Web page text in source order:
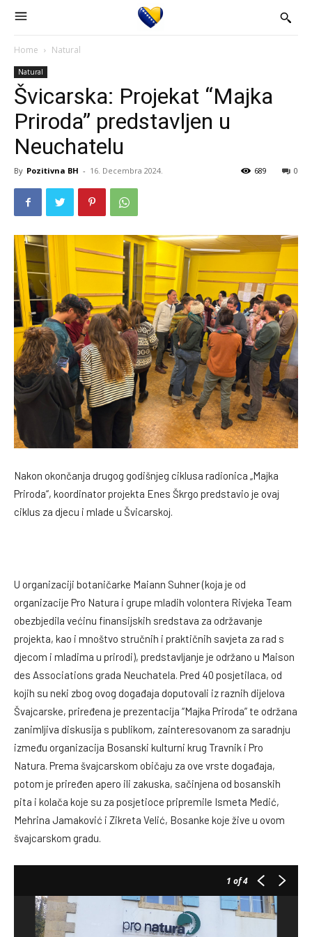
Home Natural
Natural
Švicarska: Projekat “Majka
Priroda” predstavljen u
Neuchatelu
By Pozitivna BH - 16. Decembra 2024. 0
689
Nakon okončanja drugog godišnjeg ciklusa radionica „Majka
Priroda“, koordinator projekta Enes Škrgo predstavio je ovaj
ciklus za djecu i mlade u Švicarskoj.
U organizaciji botaničarke Maiann Suhner (koja je od
organizacije Pro Natura i grupe mladih volontera Rivjeka Team
obezbjedila većinu finansijskih sredstava za održavanje
projekta, kao i mnoštvo stručnih i praktičnih savjeta za rad s
djecom i mladima u prirodi), predstavljanje je održano u Maison
des Associations grada Neuchatela. Pred 40 posjetilaca, od
kojih su neki zbog ovog događaja doputovali iz raznih dijelova
Švajcarske, priređena je prezentacija “Majka Priroda” te održana
zanimljiva diskusija s publikom, zainteresovanom za saradnju
između organizacija Bosanski kulturni krug Travnik i Pro
Natura. Prema švajcarskom običaju za ove vrste događaja,
potom je priređen apero ili zakuska, sačinjena od bosanskih
pita i kolača koje su za posjetioce pripremile Ismeta Medić,
Mehrina Jamaković i Zikreta Velić, Bosanke koje žive u ovom
švajcarskom gradu.
1 of 4